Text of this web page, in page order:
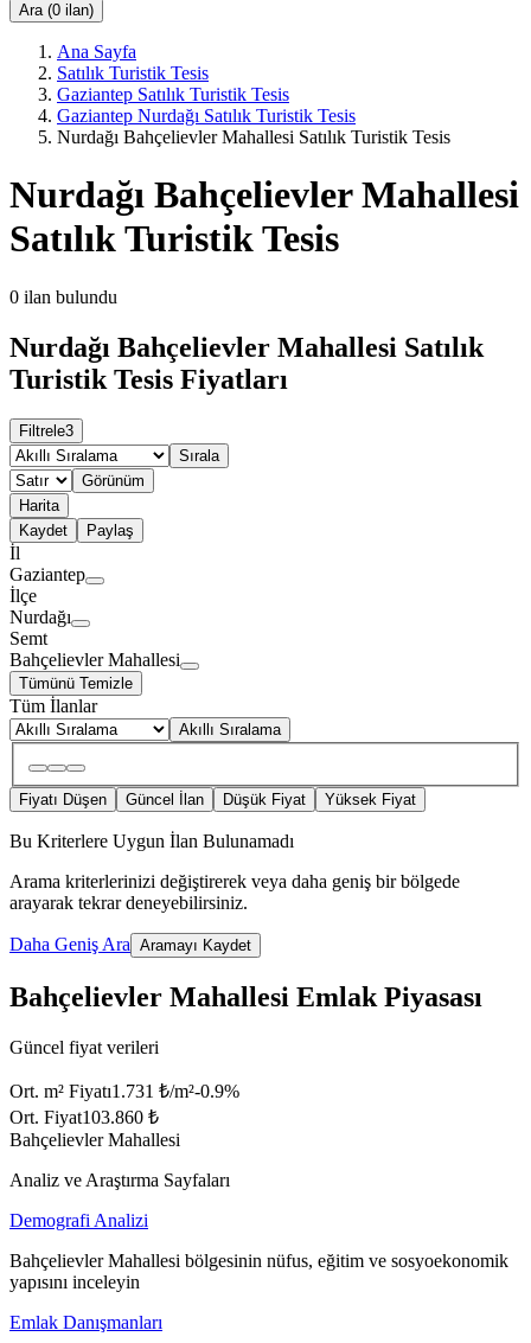
Ara (0 ilan)
Ana Sayfa
Satılık Turistik Tesis
Gaziantep Satılık Turistik Tesis
Gaziantep Nurdağı Satılık Turistik Tesis
Nurdağı Bahçelievler Mahallesi Satılık Turistik Tesis
Nurdağı Bahçelievler Mahallesi
Satılık Turistik Tesis
0 ilan bulundu
Nurdağı Bahçelievler Mahallesi Satılık
Turistik Tesis Fiyatları
Filtrele3
Sırala
Görünüm
Harita
Kaydet
Paylaş
İl
Gaziantep
İlçe
Nurdağı
Semt
Bahçelievler Mahallesi
Tümünü Temizle
Tüm İlanlar
Akıllı Sıralama
Fiyatı Düşen Güncel İlan Düşük Fiyat Yüksek Fiyat
Bu Kriterlere Uygun İlan Bulunamadı
Arama kriterlerinizi değiştirerek veya daha geniş bir bölgede
arayarak tekrar deneyebilirsiniz.
Daha Geniş Ara Aramayı Kaydet
Bahçelievler Mahallesi Emlak Piyasası
Güncel fiyat verileri
Ort. m² Fiyatı1.731 ₺/m²-0.9%
Ort. Fiyat103.860 ₺
Bahçelievler Mahallesi
Analiz ve Araştırma Sayfaları
Demografi Analizi
Bahçelievler Mahallesi bölgesinin nüfus, eğitim ve sosyoekonomik
yapısını inceleyin
Emlak Danışmanları